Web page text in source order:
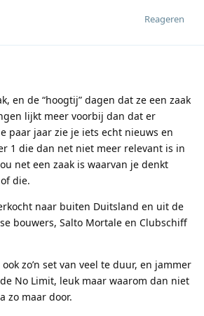
Reageren
en de “hoogtij” dagen dat ze een zaak
lijkt meer voorbij dan dat er
paar jaar zie je iets echt nieuws en
1 die dan net niet meer relevant is in
net een zaak is waarvan je denkt
die.
naar buiten Duitsland en uit de
bouwers, Salto Mortale en Clubschiff
zo’n set van veel te duur, en jammer
No Limit, leuk maar waarom dan niet
zo maar door.